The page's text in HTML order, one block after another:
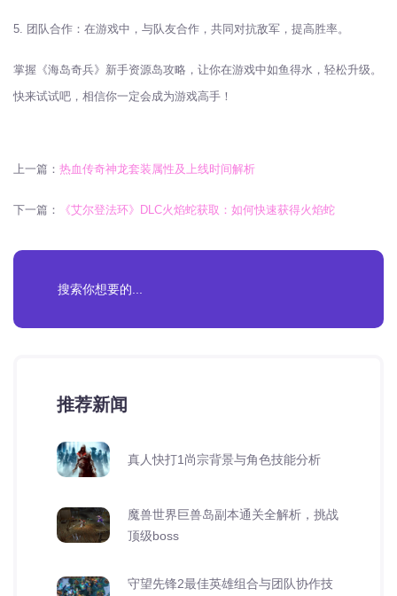
5. 团队合作：在游戏中，与队友合作，共同对抗敌军，提高胜率。
掌握《海岛奇兵》新手资源岛攻略，让你在游戏中如鱼得水，轻松升级。
快来试试吧，相信你一定会成为游戏高手！
上一篇： 热血传奇神龙套装属性及上线时间解析
下一篇： 《艾尔登法环》DLC火焰蛇获取：如何快速获得火焰蛇
推荐新闻
真人快打1尚宗背景与角色技能分析
魔兽世界巨兽岛副本通关全解析，挑战
顶级boss
守望先锋2最佳英雄组合与团队协作技